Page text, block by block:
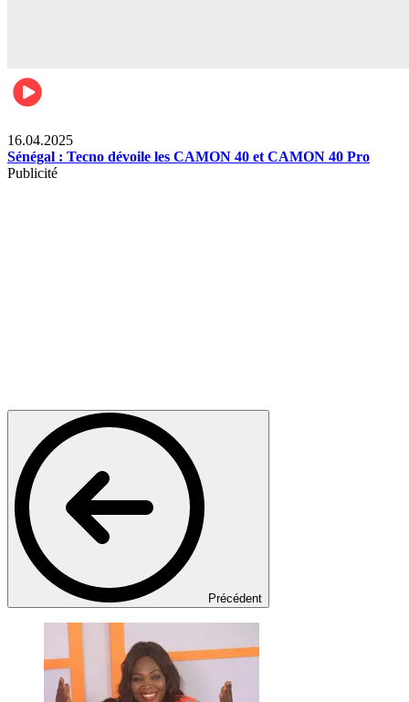
16.04.2025
Sénégal : Tecno dévoile les CAMON 40 et CAMON 40 Pro
Publicité
Précédent